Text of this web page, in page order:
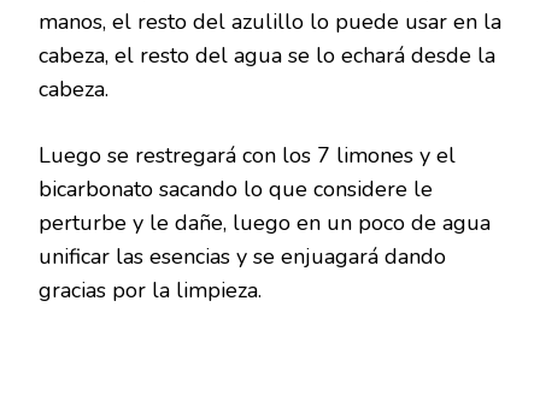
manos, el resto del azulillo lo puede usar en la
cabeza, el resto del agua se lo echará desde la
cabeza.
Luego se restregará con los 7 limones y el
bicarbonato sacando lo que considere le
perturbe y le dañe, luego en un poco de agua
unificar las esencias y se enjuagará dando
gracias por la limpieza.